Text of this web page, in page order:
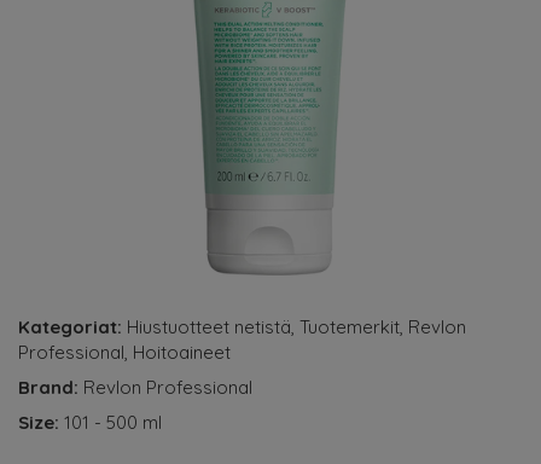
Kategoriat: Hiustuotteet netistä, Tuotemerkit, Revlon
Professional, Hoitoaineet
Brand: Revlon Professional
Size: 101 - 500 ml